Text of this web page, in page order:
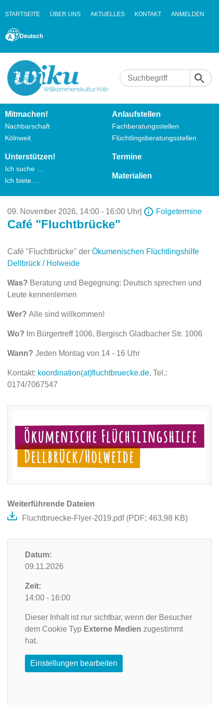
STARTSEITE ÜBER UNS AKTUELLES KONTAKT ANMELDEN
Deutsch
Mitmachen!
Nachbarschaft
Kölnweit
Anlaufstellen
Fachberatungsstellen
Flüchtlingsberatungsstellen
Unterstützen!
Ich suche …
Ich biete …
Termine
Materialien
09. November 2026, 14:00 - 16:00 Uhr Folgetermine
Café "Fluchtbrücke"
Café "Fluchtbrücke" der Ökumenischen Flüchtlingshilfe
Dellbrück / Holweide
Was? Beratung und Begegnung: Deutsch sprechen und
Leute kennenlernen
Wer? Alle sind willkommen!
Wo? Im Bürgertreff 1006, Bergisch Gladbacher Str. 1006
Wann? Jeden Montag von 14 - 16 Uhr
Kontakt: koordination(at)fluchtbruecke.de, Tel.:
0174/7067547
Weiterführende Dateien
Fluchtbruecke-Flyer-2019.pdf (PDF; 463,98 KB)
Datum:
09.11.2026
Zeit:
14:00 - 16:00
Dieser Inhalt ist nur sichtbar, wenn der Besucher
dem Cookie Typ Externe Medien zugestimmt
hat.
Einstellungen bearbeiten